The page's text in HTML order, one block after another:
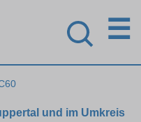
☰
und im Umkreis